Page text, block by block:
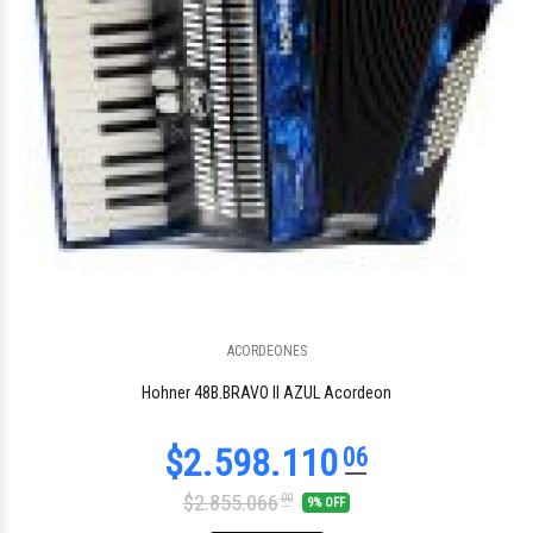
ACORDEONES
Hohner 48B.BRAVO II AZUL Acordeon
$2.855.06600 9% OFF